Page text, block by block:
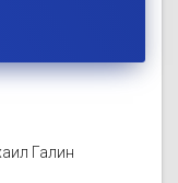
Галин